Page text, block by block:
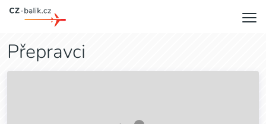
Přepravci